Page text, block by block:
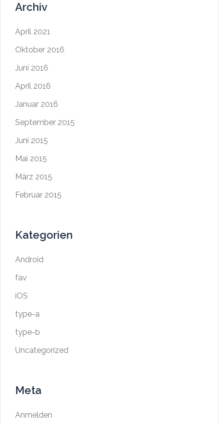
Archiv
April 2021
Oktober 2016
Juni 2016
April 2016
Januar 2016
September 2015
Juni 2015
Mai 2015
März 2015
Februar 2015
Kategorien
Android
fav
iOS
type-a
type-b
Uncategorized
Meta
Anmelden